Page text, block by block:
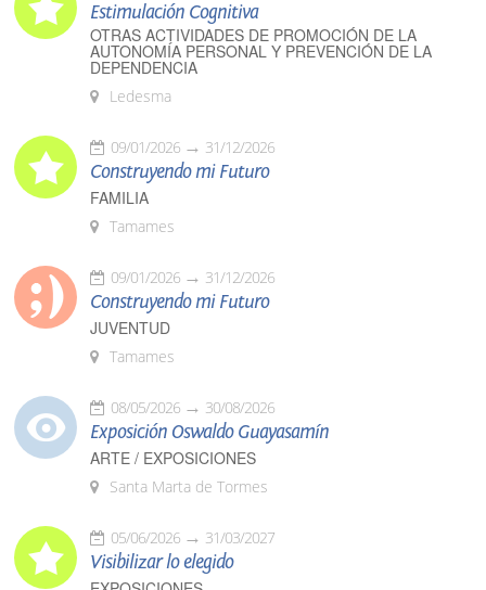
Estimulación Cognitiva
OTRAS ACTIVIDADES DE PROMOCIÓN DE LA
AUTONOMÍA PERSONAL Y PREVENCIÓN DE LA
DEPENDENCIA
Ledesma
09/01/2026 31/12/2026
Construyendo mi Futuro
FAMILIA
Tamames
09/01/2026 31/12/2026
Construyendo mi Futuro
JUVENTUD
Tamames
08/05/2026 30/08/2026
Exposición Oswaldo Guayasamín
ARTE / EXPOSICIONES
Santa Marta de Tormes
05/06/2026 31/03/2027
Visibilizar lo elegido